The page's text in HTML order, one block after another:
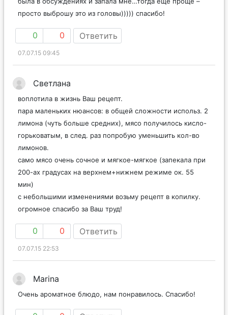
просто выброшу это из головы))))) спасибо!
0 0 Ответить
07.07.15 09:45
Светлана
воплотила в жизнь Ваш рецепт.
пара маленьких нюансов: в общей сложности использ. 2
лимона (чуть больше средних), мясо получилось кисло-
горьковатым, в след. раз попробую уменьшить кол-во
лимонов.
само мясо очень сочное и мягкое-мягкое (запекала при
200-ах градусах на верхнем+нижнем режиме ок. 55
мин)
с небольшими изменениями возьму рецепт в копилку.
огромное спасибо за Ваш труд!
0 0 Ответить
07.07.15 22:53
Marina
Очень ароматное блюдо, нам понравилось. Спасибо!